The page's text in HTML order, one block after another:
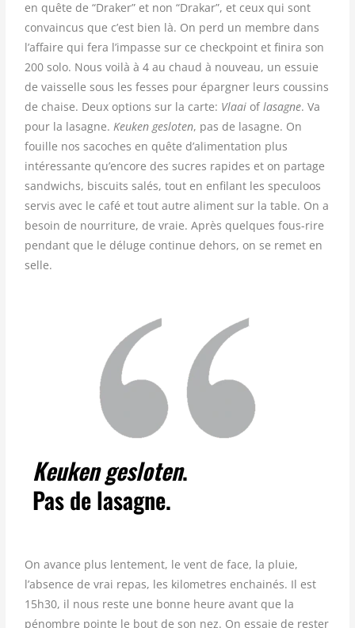
en quête de “Draker” et non “Drakar”, et ceux qui sont
convaincus que c’est bien là. On perd un membre dans
l’affaire qui fera l’impasse sur ce checkpoint et finira son
200 solo. Nous voilà à 4 au chaud à nouveau, un essuie
de vaisselle sous les fesses pour épargner leurs coussins
de chaise. Deux options sur la carte: Vlaaioflasagne. Va
pour la lasagne. Keuken gesloten, pas de lasagne. On
fouille nos sacoches en quête d’alimentation plus
intéressante qu’encore des sucres rapides et on partage
sandwichs, biscuits salés, tout en enfilant les speculoos
servis avec le café et tout autre aliment sur la table. On a
besoin de nourriture, de vraie. Après quelques fous-rire
pendant que le déluge continue dehors, on se remet en
selle.
Keuken gesloten.
Pas de lasagne.
On avance plus lentement, le vent de face, la pluie,
l’absence de vrai repas, les kilometres enchainés. Il est
15h30, il nous reste une bonne heure avant que la
pénombre pointe le bout de son nez. On essaie de rester